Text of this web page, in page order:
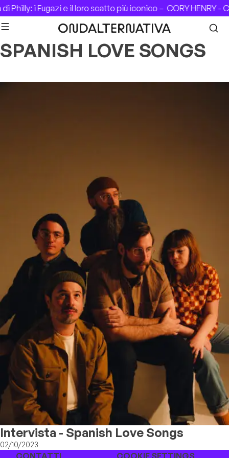
Skip to content
Philly: i Fugazi e il loro scatto più iconico –CORY HENRY -
SPANISH LOVE SONGS
Intervista - Spanish Love Songs
02/10/2023
CONTATTI COOKIE SETTINGS